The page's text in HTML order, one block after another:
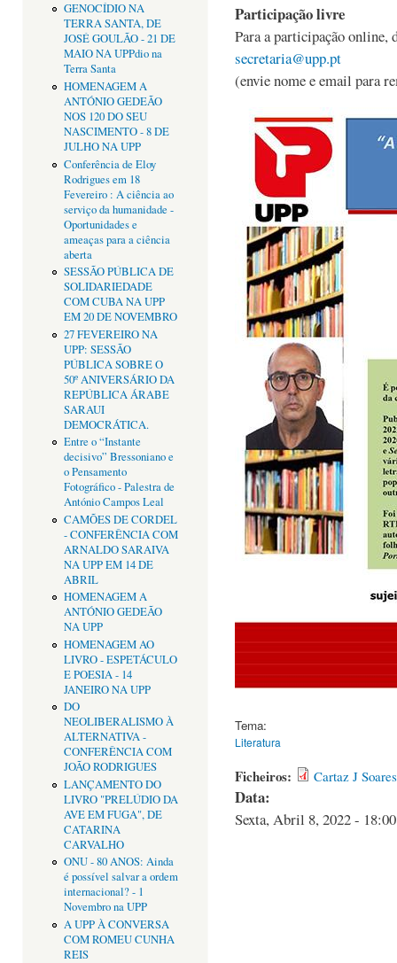
GENOCÍDIO NA
TERRA SANTA, DE
JOSÉ GOULÃO - 21 DE
MAIO NA UPPdio na
Terra Santa
HOMENAGEM A
ANTÓNIO GEDEÃO
NOS 120 DO SEU
NASCIMENTO - 8 DE
JULHO NA UPP
Conferência de Eloy
Rodrigues em 18
Fevereiro : A ciência ao
serviço da humanidade -
Oportunidades e
ameaças para a ciência
aberta
SESSÃO PÚBLICA DE
SOLIDARIEDADE
COM CUBA NA UPP
EM 20 DE NOVEMBRO
27 FEVEREIRO NA
UPP: SESSÃO
PÚBLICA SOBRE O
50º ANIVERSÁRIO DA
REPÚBLICA ÁRABE
SARAUI
DEMOCRÁTICA.
Entre o “Instante
decisivo” Bressoniano e
o Pensamento
Fotográfico - Palestra de
António Campos Leal
CAMÕES DE CORDEL
- CONFERÊNCIA COM
ARNALDO SARAIVA
NA UPP EM 14 DE
ABRIL
HOMENAGEM A
ANTÓNIO GEDEÃO
NA UPP
HOMENAGEM AO
LIVRO - ESPETÁCULO
E POESIA - 14
JANEIRO NA UPP
DO
NEOLIBERALISMO À
ALTERNATIVA -
CONFERÊNCIA COM
JOÃO RODRIGUES
LANÇAMENTO DO
LIVRO "PRELÚDIO DA
AVE EM FUGA", DE
CATARINA
CARVALHO
ONU - 80 ANOS: Ainda
é possível salvar a ordem
internacional? - 1
Novembro na UPP
A UPP À CONVERSA
COM ROMEU CUNHA
REIS
Participação livre
Para a participação online,
secretaria@upp.pt
(envie nome e email para
Tema:
Literatura
Ficheiros: Cartaz J
Data:
Sexta, Abril 8, 2022 - 18:00